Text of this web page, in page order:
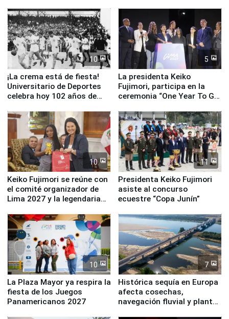
equipamiento para
Serenazgo
10
¡La crema está de fiesta!
Universitario de Deportes
celebra hoy 102 años de
5
La presidenta Keiko
Fujimori, participa en la
ceremonia “One Year To Go
10
Keiko Fujimori se reúne con
el comité organizador de
Lima 2027 y la legendaria
11
Presidenta Keiko Fujimori
asiste al concurso
ecuestre “Copa Junín”
10
La Plaza Mayor ya respira la
fiesta de los Juegos
Panamericanos 2027
7
Histórica sequía en Europa
afecta cosechas,
navegación fluvial y plantas